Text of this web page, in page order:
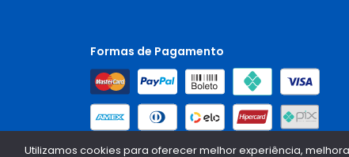
Formas de Pagamento
Utilizamos cookies para oferecer melhor experiência,